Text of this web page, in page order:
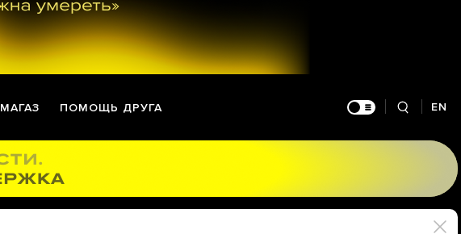
МАГАЗ ПОМОЩЬ ДРУГА EN